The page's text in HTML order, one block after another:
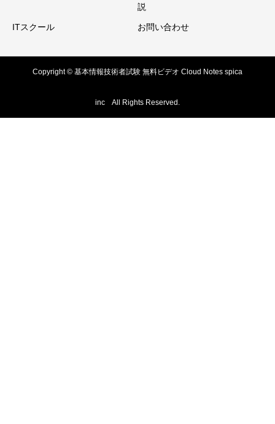
説
ITスクール お問い合わせ
Copyright © 基本情報技術者試験 無料ビデオ Cloud Notes spica
inc All Rights Reserved.